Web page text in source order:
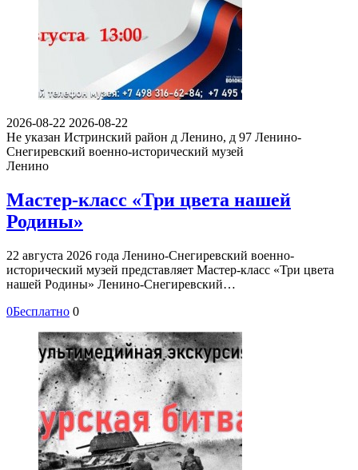
2026-08-22 2026-08-22
Не указан Истринский район д Ленино, д 97 Ленино-
Снегиревский военно-исторический музей
Ленино
Мастер-класс «Три цвета нашей
Родины»
22 августа 2026 года Ленино-Снегиревский военно-
исторический музей представляет Мастер-класс «Три цвета
нашей Родины» Ленино-Снегиревский…
0Бесплатно 0